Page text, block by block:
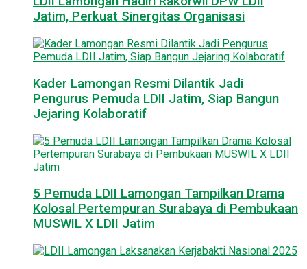
Jatim, Perkuat Sinergitas Organisasi
Kader Lamongan Resmi Dilantik Jadi
Pengurus Pemuda LDII Jatim, Siap Bangun
Jejaring Kolaboratif
5 Pemuda LDII Lamongan Tampilkan Drama
Kolosal Pertempuran Surabaya di Pembukaan
MUSWIL X LDII Jatim